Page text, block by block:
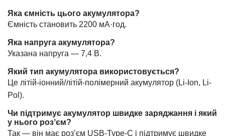
Яка ємність цього акумулятора?
Ємність становить 2200 мА·год.
Яка напруга акумулятора?
Указана напруга — 7,4 В.
Який тип акумулятора використовується?
Це літій-іонний/літій-полімерний акумулятор (Li-Ion, Li-
Pol).
Чи підтримує акумулятор швидке заряджання і який
у нього розʼєм?
Так — він має розʼєм USB-Type-C і підтримує швидке